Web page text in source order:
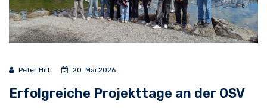
Peter Hilti 20. Mai 2026
Erfolgreiche Projekttage an der OSV